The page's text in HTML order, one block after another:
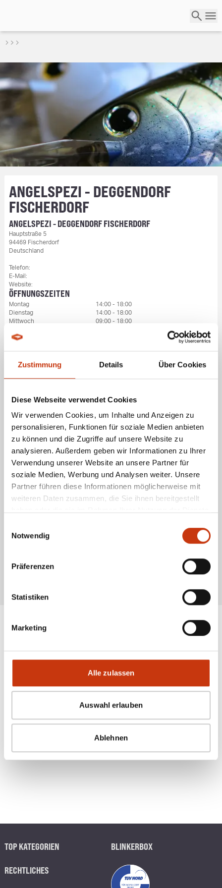
Zustimmung Details Über Cookies
Diese Webseite verwendet Cookies
Wir verwenden Cookies, um Inhalte und Anzeigen zu
personalisieren, Funktionen für soziale Medien anbieten
zu können und die Zugriffe auf unsere Website zu
analysieren. Außerdem geben wir Informationen zu Ihrer
Verwendung unserer Website an unsere Partner für
soziale Medien, Werbung und Analysen weiter. Unsere
Partner führen diese Informationen möglicherweise mit
weiteren Daten zusammen, die Sie ihnen bereitgestellt
Notwendig
Präferenzen
Statistiken
Marketing
Alle zulassen
Auswahl erlauben
Ablehnen
ANGELSPEZI - DEGGENDORF
FISCHERDORF
ANGELSPEZI - DEGGENDORF FISCHERDORF
Hauptstraße 5
94469 Fischerdorf
Deutschland
Telefon:
E-Mail:
Website:
ÖFFNUNGSZEITEN
Montag
14:00 - 18:00
Dienstag
14:00 - 18:00
Mittwoch
09:00 - 18:00
Freitag
ANGESAGTE
ANGELAUSRÜSTUNG
TOP KATEGORIEN BLINKERBOX
RECHTLICHES